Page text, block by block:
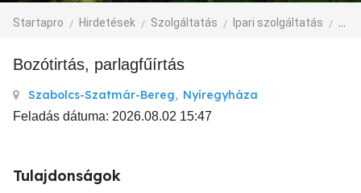
Startapro Hirdetések Szolgáltatás Ipari szolgáltatás
Bozótirtás, parlagfűírtás
Szabolcs-Szatmár-Bereg, Nyíregyháza
Feladás dátuma: 2026.08.02 15:47
Tulajdonságok